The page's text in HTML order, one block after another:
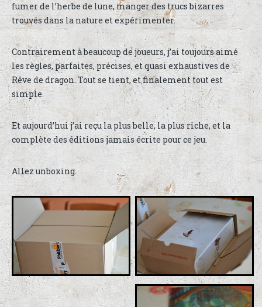
fumer de l’herbe de lune, manger des trucs bizarres
trouvés dans la nature et expérimenter.
Contrairement à beaucoup de joueurs, j’ai toujours aimé
les règles, parfaites, précises, et quasi exhaustives de
Rêve de dragon. Tout se tient, et finalement tout est
simple.
Et aujourd’hui j’ai reçu la plus belle, la plus riche, et la
complète des éditions jamais écrite pour ce jeu.
Allez unboxing.